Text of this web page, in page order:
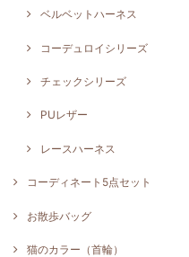
ベルベットハーネス
コーデュロイシリーズ
チェックシリーズ
PUレザー
レースハーネス
コーディネート5点セット
お散歩バッグ
猫のカラー（首輪）